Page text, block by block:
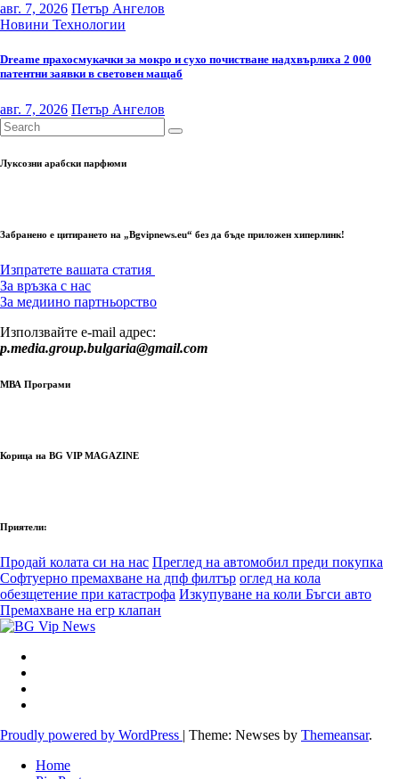
авг. 7, 2026 Петър Ангелов
Новини Технологии
Dreame прахосмукачки за мокро и сухо почистване надхвърлиха 2 000
патентни заявки в световен мащаб
авг. 7, 2026 Петър Ангелов
Луксозни арабски парфюми
Забранено е цитирането на „Bgvipnews.eu“ без да бъде приложен хиперлинк!
Изпратете вашата статия
За връзка с нас
За медиино партньорство
Използвайте e-mail адрес:
p.media.group.bulgaria@gmail.com
МВА Програми
Корица на BG VIP MAGAZINE
Приятели:
Продай колата си на нас Преглед на автомобил преди покупка
Софтуерно премахване на дпф филтър оглед на кола
обезщетение при катастрофа Изкупуване на коли Бъгси авто
Премахване на егр клапан
Proudly powered by WordPress | Theme: Newses by Themeansar.
Home